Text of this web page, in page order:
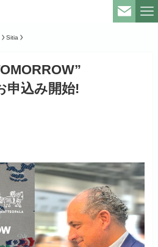
Sitia
申込み開始!